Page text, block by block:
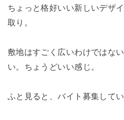
ちょっと格好いい新しいデザ
取り。
敷地はすごく広いわけではな
い。ちょうどいい感じ。
ふと見ると、バイト募集してい